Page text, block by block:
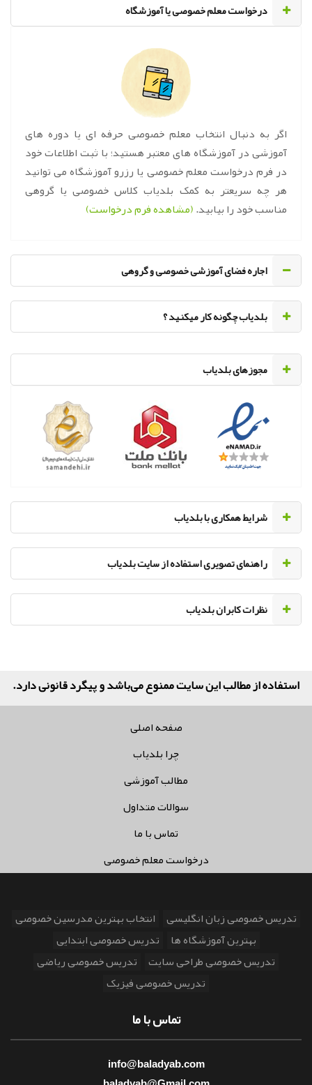
‌درخواست معلم خصوصی یا آموزشگاه
اگر به دنبال انتخاب معلم خصوصی حرفه ای یا دوره های
آموزشی در آموزشگاه های معتبر هستید؛ با ثبت اطلاعات خود
در فرم درخواست معلم خصوصی یا رزرو آموزشگاه می توانید
هر چه سریعتر به کمک بلدیاب کلاس خصوصی یا گروهی
مناسب خود را بیابید.(مشاهده فرم درخواست)
اجاره فضای آموزشی خصوصی و گروهی
‌بلدیاب چگونه کار میکنید ؟
مجوزهای بلدیاب
‌شرایط همکاری با بلدیاب
راهنمای تصویری استفاده از سایت بلدیاب
نظرات کابران بلدیاب
استفاده از مطالب این سایت ممنوع می‌باشد و پیگرد قانونی دارد.
صفحه اصلی
چرا بلدیاب
مطالب آموزشی
سوالات متداول
تماس با ما
درخواست معلم خصوصی
تدریس خصوصی زبان انگلیسی انتخاب بهترین مدرسین خصوصی
بهترین آموزشگاه ها تدریس خصوصی ابتدایی
تدریس خصوصی طراحی سایت تدریس خصوصی ریاضی
تدریس خصوصی فیزیک
تماس با ما
info@baladyab.com